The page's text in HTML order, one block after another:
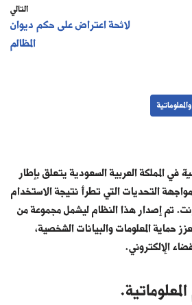
التالي
لائحة اعتراض على حكم ديوان
المظالم
في المملكة العربية السعودية يتعلق بإطار
التحديات التي تطرأ نتيجة الاستخدام
تم إصدار هذا النظام ليشمل مجموعة من
حماية المعلومات والبيانات الشخصية،
الإلكتروني.